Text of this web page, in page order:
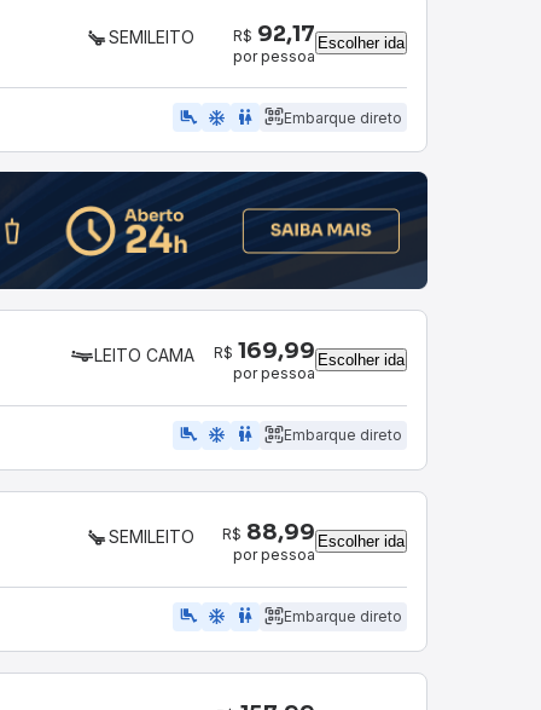
SEMILEITO R$ 92,17
por pessoa
Escolher ida
airline_seat_legroom_extra ac_unit WC Embarque direto
LEITO CAMA R$ 169,99
por pessoa
Escolher ida
airline_seat_legroom_extra ac_unit wc Embarque direto
SEMILEITO R$ 88,99
por pessoa
Escolher ida
airline_seat_legroom_extra ac_unit WC Embarque direto